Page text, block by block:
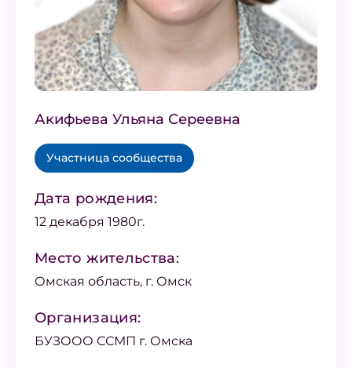
Акифьева Ульяна Сереевна
Участница сообщества
Дата рождения:
12 декабря 1980г.
Место жительства:
Омская область, г. Омск
Организация:
БУЗООО ССМП г. Омска